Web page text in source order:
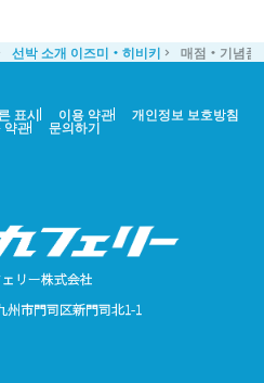
선박 소개 이즈미・히비키 매점・기념품
표시 이용 약관 개인정보 보호방침
약관 문의하기
リー株式会社
州市門司区新門司北1-1